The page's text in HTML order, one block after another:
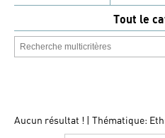
Tout le
Aucun résultat ! | Thématique: